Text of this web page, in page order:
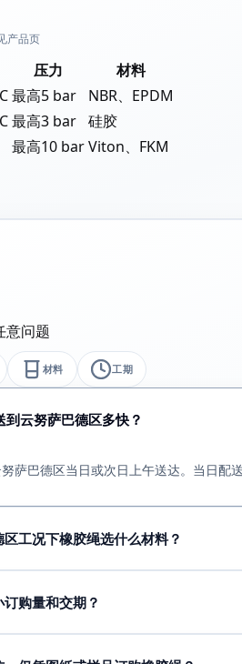
产品页
压力
材料
最高5 bar
NBR、EPDM
最高3 bar 硅胶
最高10 barViton、FKM
意问题
材料 工期
到云努萨巴德区多快？
萨巴德区当日或次日上午送达。当日配
工况下橡胶绳选什么材料？
压力。请通过WhatsApp发送图纸或样
购量和交期？
批）。图纸和材料确认后48小时起。急